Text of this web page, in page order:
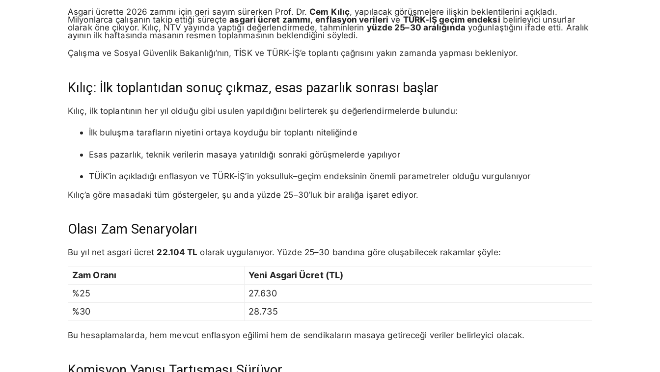
Asgari ücrette 2026 zammı için geri sayım sürerken Prof. Dr. Cem Kılıç, yapılacak görüşmelere ilişkin beklentilerini açıkladı.
Milyonlarca çalışanın takip ettiği süreçteasgari ücret zammı,enflasyon verileri ve TÜRK-İŞ geçim endeksi belirleyici unsurlar
olarak öne çıkıyor. Kılıç, NTV yayında yaptığı değerlendirmede, tahminlerin yüzde 25–30 aralığında yoğunlaştığını ifade etti. Aralık
ayının ilk haftasında masanın resmen toplanmasının beklendiğini söyledi.
Çalışma ve Sosyal Güvenlik Bakanlığı’nın, TİSK ve TÜRK-İŞ’e toplantı çağrısını yakın zamanda yapması bekleniyor.
Kılıç: İlk toplantıdan sonuç çıkmaz, esas pazarlık sonrası başlar
Kılıç, ilk toplantının her yıl olduğu gibi usulen yapıldığını belirterek şu değerlendirmelerde bulundu:
İlk buluşma tarafların niyetini ortaya koyduğu bir toplantı niteliğinde
Esas pazarlık, teknik verilerin masaya yatırıldığı sonraki görüşmelerde yapılıyor
TÜİK’in açıkladığı enflasyon ve TÜRK-İŞ’in yoksulluk–geçim endeksinin önemli parametreler olduğu vurgulanıyor
Kılıç’a göre masadaki tüm göstergeler, şu anda yüzde 25–30’luk bir aralığa işaret ediyor.
Olası Zam Senaryoları
Bu yıl net asgari ücret 22.104 TL olarak uygulanıyor. Yüzde 25–30 bandına göre oluşabilecek rakamlar şöyle:
Zam Oranı
Yeni Asgari Ücret (TL)
%25
27.630
%30
28.735
Bu hesaplamalarda, hem mevcut enflasyon eğilimi hem de sendikaların masaya getireceği veriler belirleyici olacak.